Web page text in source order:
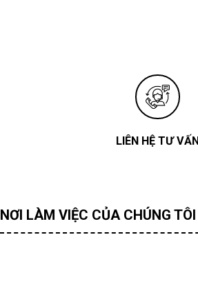
LIÊN HỆ TƯ VẤN
NƠI LÀM VIỆC CỦA CHÚNG TÔI